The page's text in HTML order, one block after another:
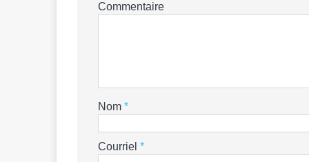
Commentaire
Nom *
Courriel *